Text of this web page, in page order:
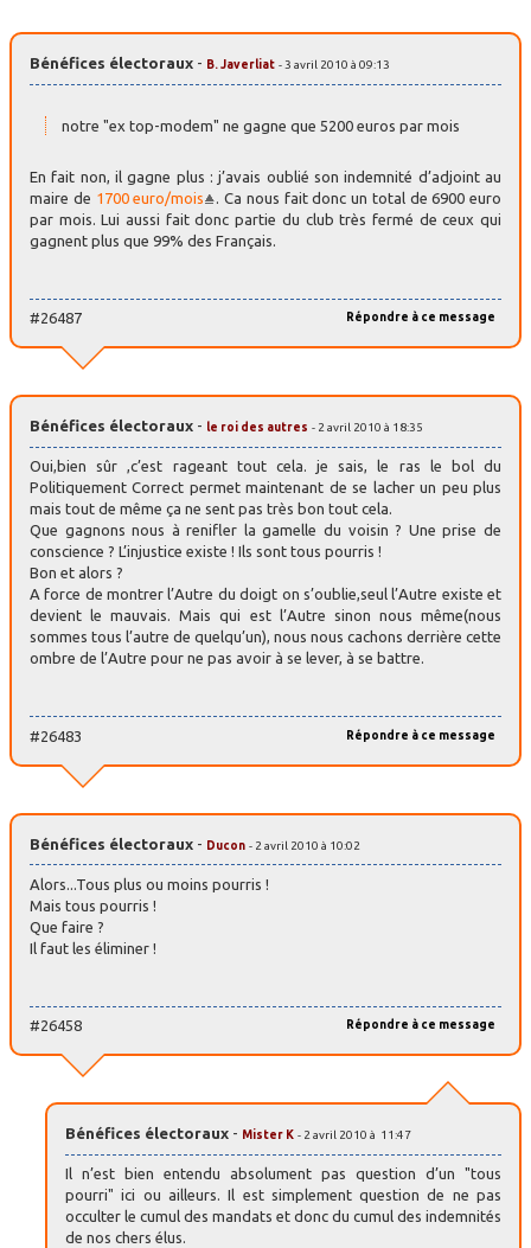
Bénéfices électoraux - B. Javerliat - 3 avril 2010 à 09:13
notre "ex top-modem" ne gagne que 5200 euros par mois
En fait non, il gagne plus : j’avais oublié son indemnité d’adjoint au
maire de 1700 euro/mois
. Ca nous fait donc un total de 6900 euro
par mois. Lui aussi fait donc partie du club très fermé de ceux qui
gagnent plus que 99% des Français.
Répondre à ce message
#26487
Bénéfices électoraux - le roi des autres - 2 avril 2010 à 18:35
Oui,bien sûr ,c’est rageant tout cela. je sais, le ras le bol du
Politiquement Correct permet maintenant de se lacher un peu plus
mais tout de même ça ne sent pas très bon tout cela.
Que gagnons nous à renifler la gamelle du voisin ? Une prise de
conscience ? L’injustice existe ! Ils sont tous pourris !
Bon et alors ?
A force de montrer l’Autre du doigt on s’oublie,seul l’Autre existe et
devient le mauvais. Mais qui est l’Autre sinon nous même(nous
sommes tous l’autre de quelqu’un), nous nous cachons derrière cette
ombre de l’Autre pour ne pas avoir à se lever, à se battre.
Répondre à ce message
#26483
Bénéfices électoraux - Ducon - 2 avril 2010 à 10:02
Alors...Tous plus ou moins pourris !
Mais tous pourris !
Que faire ?
Il faut les éliminer !
Répondre à ce message
#26458
Bénéfices électoraux - Mister K - 2 avril 2010 à 11:47
Il n’est bien entendu absolument pas question d’un "tous
pourri" ici ou ailleurs. Il est simplement question de ne pas
occulter le cumul des mandats et donc du cumul des indemnités
de nos chers élus.